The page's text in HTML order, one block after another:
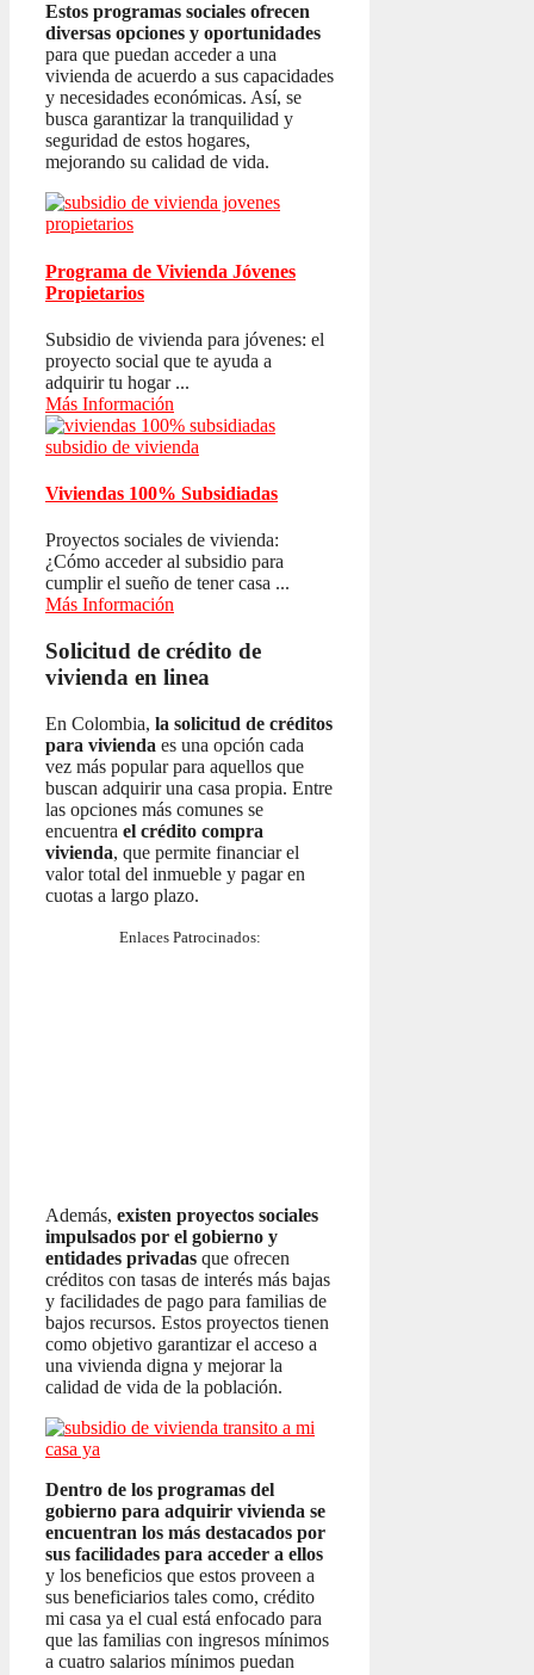
Estos programas sociales ofrecen
diversas opciones y oportunidades
para que puedan acceder a una
vivienda de acuerdo a sus capacidades
y necesidades económicas. Así, se
busca garantizar la tranquilidad y
seguridad de estos hogares,
mejorando su calidad de vida.
Programa de Vivienda Jóvenes
Propietarios
Subsidio de vivienda para jóvenes: el
proyecto social que te ayuda a
adquirir tu hogar ...
Más Información
Viviendas 100% Subsidiadas
Proyectos sociales de vivienda:
¿Cómo acceder al subsidio para
cumplir el sueño de tener casa ...
Más Información
Solicitud de crédito de
vivienda en linea
En Colombia, la solicitud de créditos
para vivienda es una opción cada
vez más popular para aquellos que
buscan adquirir una casa propia. Entre
las opciones más comunes se
encuentra el crédito compra
vivienda, que permite financiar el
valor total del inmueble y pagar en
cuotas a largo plazo.
Enlaces Patrocinados:
Además, existen proyectos sociales
impulsados por el gobierno y
entidades privadas que ofrecen
créditos con tasas de interés más bajas
y facilidades de pago para familias de
bajos recursos. Estos proyectos tienen
como objetivo garantizar el acceso a
una vivienda digna y mejorar la
calidad de vida de la población.
Dentro de los programas del
gobierno para adquirir vivienda se
encuentran los más destacados por
sus facilidades para acceder a ellos
y los beneficios que estos proveen a
sus beneficiarios tales como, crédito
mi casa ya el cual está enfocado para
que las familias con ingresos mínimos
a cuatro salarios mínimos puedan